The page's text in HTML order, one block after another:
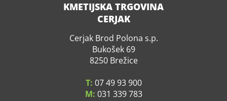
KMETIJSKA TRGOVINA
CERJAK
Cerjak Brod Polona s.p.
Bukošek 69
8250 Brežice
T: 07 49 93 900
M: 031 339 783